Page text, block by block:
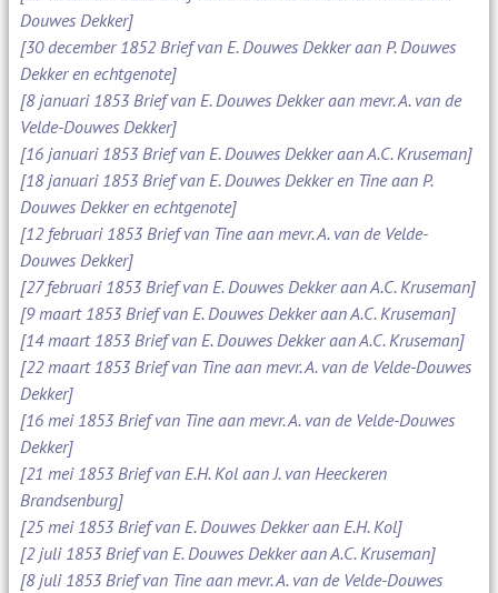
Douwes Dekker]
[30 december 1852 Brief van E. Douwes Dekker aan P. Douwes
Dekker en echtgenote]
[8 januari 1853 Brief van E. Douwes Dekker aan mevr. A. van de
Velde-Douwes Dekker]
[16 januari 1853 Brief van E. Douwes Dekker aan A.C. Kruseman]
[18 januari 1853 Brief van E. Douwes Dekker en Tine aan P.
Douwes Dekker en echtgenote]
[12 februari 1853 Brief van Tine aan mevr. A. van de Velde-
Douwes Dekker]
[27 februari 1853 Brief van E. Douwes Dekker aan A.C. Kruseman]
[9 maart 1853 Brief van E. Douwes Dekker aan A.C. Kruseman]
[14 maart 1853 Brief van E. Douwes Dekker aan A.C. Kruseman]
[22 maart 1853 Brief van Tine aan mevr. A. van de Velde-Douwes
Dekker]
[16 mei 1853 Brief van Tine aan mevr. A. van de Velde-Douwes
Dekker]
[21 mei 1853 Brief van E.H. Kol aan J. van Heeckeren
Brandsenburg]
[25 mei 1853 Brief van E. Douwes Dekker aan E.H. Kol]
[2 juli 1853 Brief van E. Douwes Dekker aan A.C. Kruseman]
[8 juli 1853 Brief van Tine aan mevr. A. van de Velde-Douwes